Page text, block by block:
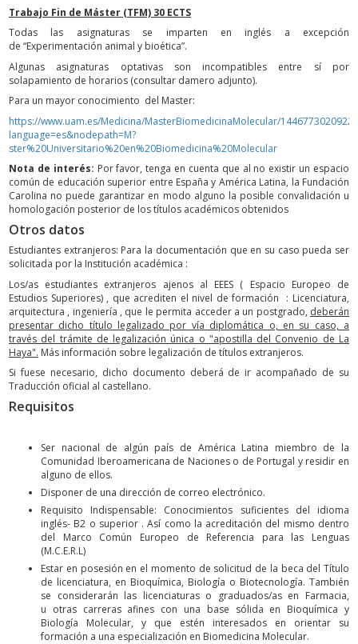
Trabajo Fin de Máster (TFM) 30 ECTS
Todas las asignaturas se imparten en inglés a excepción
de “Experimentación animal y bioética”.
Algunas asignaturas optativas son incompatibles entre sí por
solapamiento de horarios (consultar damero adjunto).
Para un mayor conocimiento del Master:
https://www.uam.es/Medicina/MasterBiomedicinaMolecular/
language=es&nodepath=M?
ster%20Universitario%20en%20Biomedicina%20Molecular
Nota de interés: Por favor, tenga en cuenta que al no existir un espacio
común de educación superior entre España y América Latina, la Fundación
Carolina no puede garantizar en modo alguno la posible convalidación u
homologación posterior de los títulos académicos obtenidos
Otros datos
Estudiantes extranjeros: Para la documentación que en su caso pueda ser
solicitada por la Institución académica :
Los/as estudiantes extranjeros ajenos al EEES ( Espacio Europeo de
Estudios Superiores) , que acrediten el nivel de formación : Licenciatura,
arquitectura , ingeniería , que le permita acceder a un postgrado, deberán
presentar dicho título legalizado por vía diplomática o, en su caso, a
través del trámite de legalización única o "apostilla del Convenio de La
Haya". Más información sobre legalización de títulos extranjeros.
Si fuese necesario, dicho documento deberá de ir acompañado de su
Traducción oficial al castellano.
Requisitos
Ser nacional de algún país de América Latina miembro de la
Comunidad Iberoamericana de Naciones o de Portugal y residir en
alguno de ellos.
Disponer de una dirección de correo electrónico.
Requisito Indispensable: Conocimientos suficientes del idioma
inglés- B2 o superior . Así como la acreditación del mismo dentro
del Marco Común Europeo de Referencia para las Lenguas
(M.C.E.R.L)
Estar en posesión en el momento de solicitud de la beca del Título
de licenciatura, en Bioquímica, Biología o Biotecnología. También
se considerarán las licenciaturas o graduados/as en Farmacia,
u otras carreras afines con una base sólida en Bioquímica y
Biología Molecular, y que estén interesados en orientar su
formación a una especialización en Biomedicina Molecular.